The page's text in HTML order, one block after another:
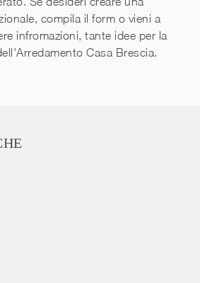
compila il form o vieni a
infromazioni, tante idee per la
Casa Brescia.